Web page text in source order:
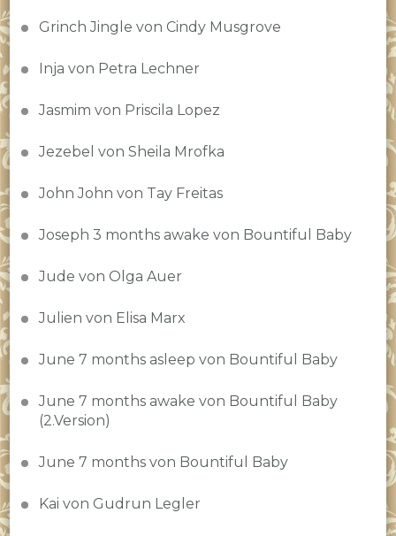
Grinch Jingle von Cindy Musgrove
Inja von Petra Lechner
Jasmim von Priscila Lopez
Jezebel von Sheila Mrofka
John John von Tay Freitas
Joseph 3 months awake von Bountiful Baby
Jude von Olga Auer
Julien von Elisa Marx
June 7 months asleep von Bountiful Baby
June 7 months awake von Bountiful Baby
(2.Version)
June 7 months von Bountiful Baby
Kai von Gudrun Legler